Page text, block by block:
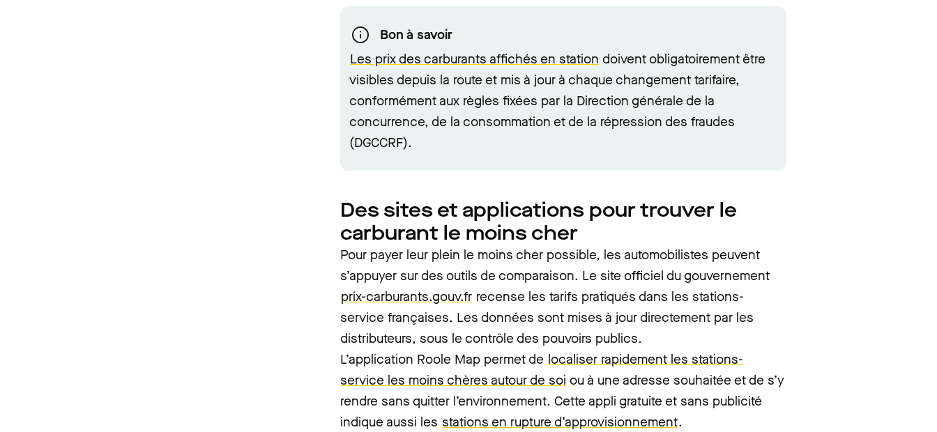
Bon à savoir
Les prix des carburants affichés en station doivent obligatoirement être
visibles depuis la route et mis à jour à chaque changement tarifaire,
conformément aux règles fixées par la Direction générale de la
concurrence, de la consommation et de la répression des fraudes
(DGCCRF).
Des sites et applications pour trouver le
carburant le moins cher
Pour payer leur plein le moins cher possible, les automobilistes peuvent
s’appuyer sur des outils de comparaison. Le site officiel du gouvernement
prix-carburants.gouv.fr recense les tarifs pratiqués dans les stations-
service françaises. Les données sont mises à jour directement par les
distributeurs, sous le contrôle des pouvoirs publics.
L’application Roole Map permet de localiser rapidement les stations-
service les moins chères autour de soi ou à une adresse souhaitée et de s’y
rendre sans quitter l’environnement. Cette appli gratuite et sans publicité
indique aussi les stations en rupture d’approvisionnement.